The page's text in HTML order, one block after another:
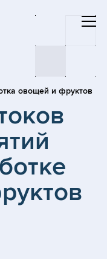
овощей и фруктов